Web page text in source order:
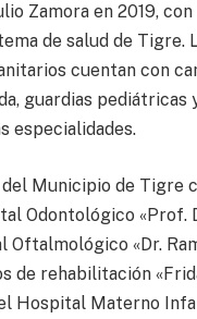
Zamora en 2019,
de salud de Tigre.
cuentan con
guardias pediátricas
especialidades.
Municipio de Tigre
Odontológico «Prof.
Oftalmológico «Dr.
de rehabilitación
Hospital Materno